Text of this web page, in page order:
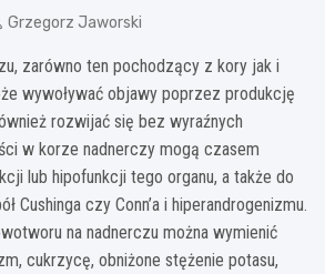
Grzegorz Jaworski
zarówno ten pochodzący z kory jak i
wywoływać objawy poprzez produkcję
rozwijać się bez wyraźnych
w korze nadnerczy mogą czasem
lub hipofunkcji tego organu, a także do
Cushinga czy Conn’a i hiperandrogenizmu.
na nadnerczu można wymienić
cukrzycę, obniżone stężenie potasu,